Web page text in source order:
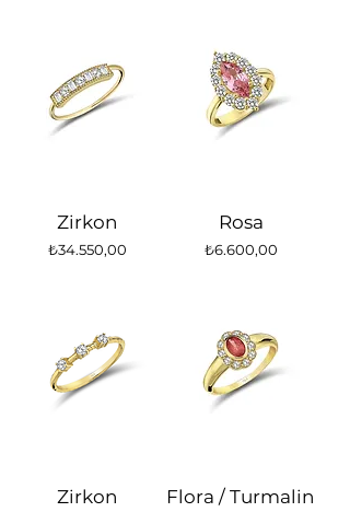
Zirkon
Fiyat
₺34.550,00
Rosa
Fiyat
₺6.600,00
Zirkon Flora / Turmalin